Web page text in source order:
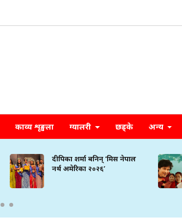
काव्य शृङ्खला ग्यालरी छड्के अन्य
दीपिका शर्मा बनिन् ‘मिस नेपाल
नर्थ अमेरिका २०२६’